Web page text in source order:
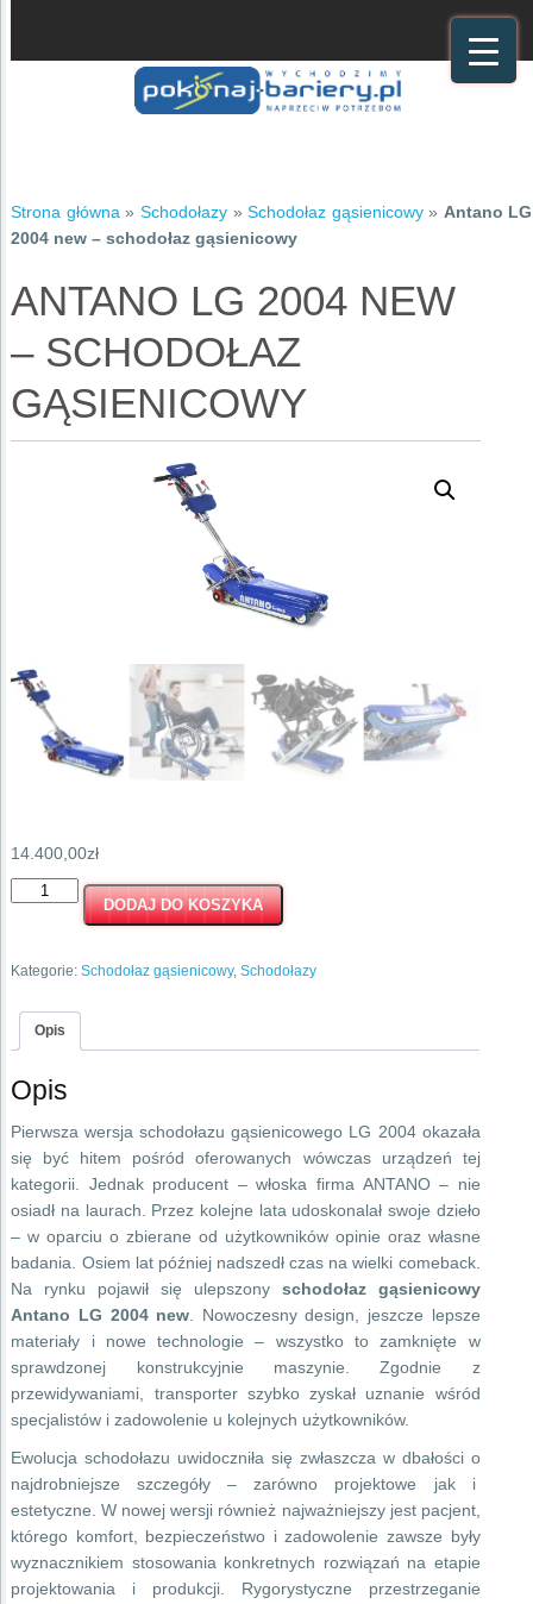
Strona główna »Schodołazy »Schodołaz gąsienicowy» Antano LG
2004 new – schodołaz gąsienicowy
ANTANO LG 2004 NEW
– SCHODOŁAZ
GĄSIENICOWY
14.400,00zł
new
schodołaz
gąsienicowy
DODAJ DO KOSZYKA
Kategorie:Schodołaz gąsienicowy,Schodołazy
Opis
Opis
Pierwsza wersja schodołazu gąsienicowego LG 2004 okazała
się być hitem pośród oferowanych wówczas urządzeń tej
kategorii. Jednak producent – włoska firma ANTANO – nie
osiadł na laurach. Przez kolejne lata udoskonalał swoje dzieło
– w oparciu o zbierane od użytkowników opinie oraz własne
badania. Osiem lat później nadszedł czas na wielki comeback.
Na rynku pojawił się ulepszony schodołaz gąsienicowy
Antano LG 2004 new. Nowoczesny design, jeszcze lepsze
materiały i nowe technologie – wszystko to zamknięte w
sprawdzonej konstrukcyjnie maszynie. Zgodnie z
przewidywaniami, transporter szybko zyskał uznanie wśród
specjalistów i zadowolenie u kolejnych użytkowników.
Ewolucja schodołazu uwidoczniła się zwłaszcza w dbałości o
najdrobniejsze szczegóły – zarówno projektowe jak i
estetyczne. W nowej wersji również najważniejszy jest pacjent,
którego komfort, bezpieczeństwo i zadowolenie zawsze były
wyznacznikiem stosowania konkretnych rozwiązań na etapie
projektowania i produkcji. Rygorystyczne przestrzeganie